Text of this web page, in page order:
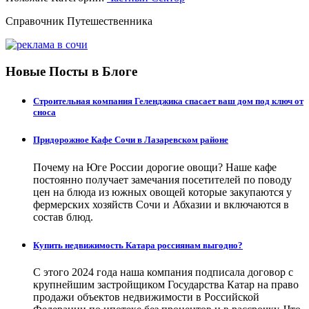
Справочник Путешественника
Новые Посты в Блоге
Строительная компания Геленджика спасает ваш дом под ключ от
сноса
Придорожное Кафе Сочи в Лазаревском районе
Почему на Юге России дорогие овощи? Наше кафе
постоянно получает замечания посетителей по поводу
цен на блюда из южных овощей которые закупаются у
фермерских хозяйств Сочи и Абхазии и включаются в
состав блюд.
Купить недвижимость Катара россиянам выгодно?
С этого 2024 года наша компания подписала договор с
крупнейшим застройщиком Государства Катар на право
продажи объектов недвижимости в Российской